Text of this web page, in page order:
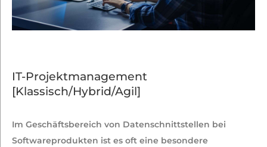
IT-Projektmanagement
[Klassisch/Hybrid/Agil]
Im Geschäftsbereich von Datenschnittstellen bei
Softwareprodukten ist es oft eine besondere